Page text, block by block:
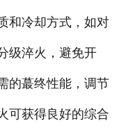
和冷却方式，如对
级淬火，避免开
的蕞终性能，调节
可获得良好的综合